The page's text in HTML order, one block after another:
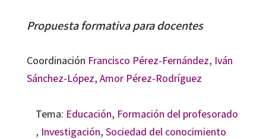
Propuesta formativa para docentes
Coordinación Francisco Pérez-Fernández, Iván
Sánchez-López, Amor Pérez-Rodríguez
Tema: Educación, Formación del profesorado
, Investigación, Sociedad del conocimiento